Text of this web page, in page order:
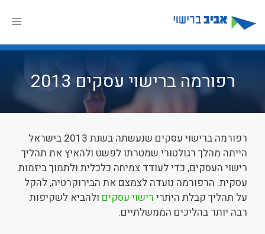
לתוכן
רפורמה ברישוי עסקים 2013
רפורמה ברישוי עסקים שנעשתה בשנת 2013 בישראל
הייתה מהלך רגולטורי שמטרתו לפשט ולהאיץ את תהליך
רישוי העסקים, כדי לעודד צמיחה כלכלית ולתמוך ביזמות
עסקית. הרפורמה נועדה לצמצם את הבירוקרטיה, להקל
על תהליך קבלת היתרי רישוי עסקים ולהביא לשקיפות
רבה יותר בהליכים הממשלתיים.